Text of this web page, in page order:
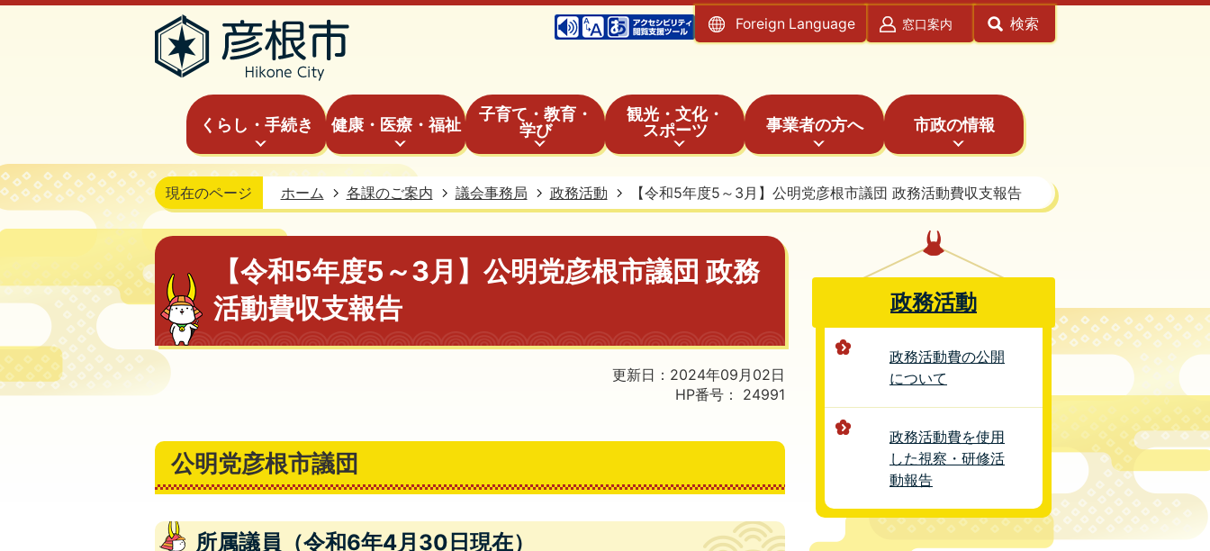
Foreign Language 窓口案内 検索
くらし・手続き 健康・医療・福祉
子育て・教育・
学び
観光・文化・
スポーツ
事業者の方へ 市政の情報
現在のページ ホーム 各課のご案内 議会事務局 政務活動 【令和5年度5～3月】公明党彦根市議団 政務活動費収支報告
【令和5年度5～3月】公明党彦根市議団 政務
活動費収支報告
更新日：2024年09月02日
HP番号：
24991
公明党彦根市議団
所属議員（令和6年4月30日現在）
政務活動
政務活動費の公開
について
政務活動費を使用
した視察・研修活
動報告